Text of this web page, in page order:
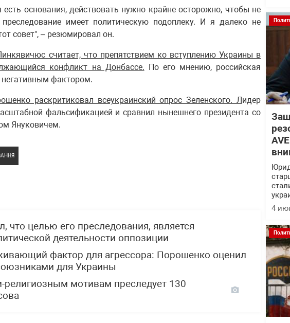
основания, действовать нужно крайне осторожно, чтобы не
имеет политическую подоплеку. И я далеко не
совет", – резюмировал он.
считает, что препятствием ко вступлению Украины в
конфликт на Донбассе. По его мнению, российская
фактором.
раскритиковал всеукраинский опрос Зеленского. Лидер
фальсификацией и сравнил нынешнего президента со
Януковичем.
что целью его преследования, является
деятельности оппозиции
фактор для агрессора: Порошенко оценил
для Украины
религиозным мотивам преследует 130
4